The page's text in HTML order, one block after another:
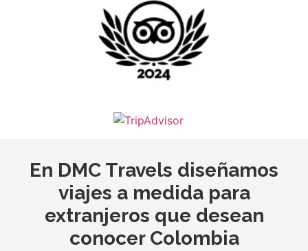
En DMC Travels diseñamos
viajes a medida para
extranjeros que desean
conocer Colombia